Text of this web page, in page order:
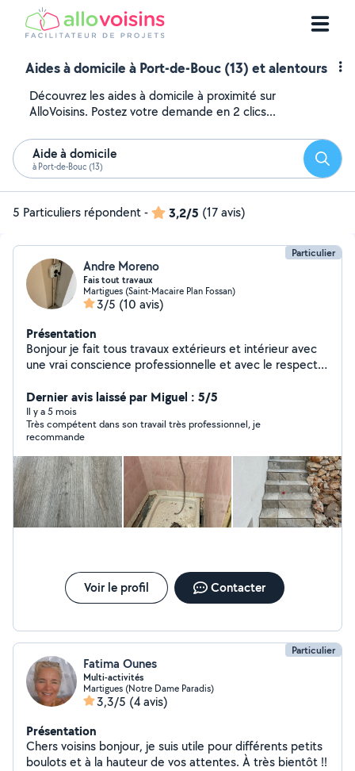
Aides à domicile à Port-de-Bouc (13) et alentours
Découvrez les aides à domicile à proximité sur
AlloVoisins. Postez votre demande en 2 clics...
Aide à domicile
à Port-de-Bouc (13)
5 Particuliers répondent- 3,2/5 (17 avis)
Particulier
Andre Moreno
Fais tout travaux
Martigues (Saint-Macaire Plan Fossan)
3/5 (10 avis)
Présentation
Bonjour je fait tous travaux extérieurs et intérieur avec
une vrai conscience professionnelle et avec le respect
Dernier avis laissé par Miguel : 5/5
Il y a 5 mois
Très compétent dans son travail très professionnel, je
recommande
Voir le profil Contacter
Particulier
Fatima Ounes
Multi-activités
Martigues (Notre Dame Paradis)
3,3/5 (4 avis)
Présentation
Chers voisins bonjour, je suis utile pour différents petits
boulots et à la hauteur de vos attentes. À très bientôt !!